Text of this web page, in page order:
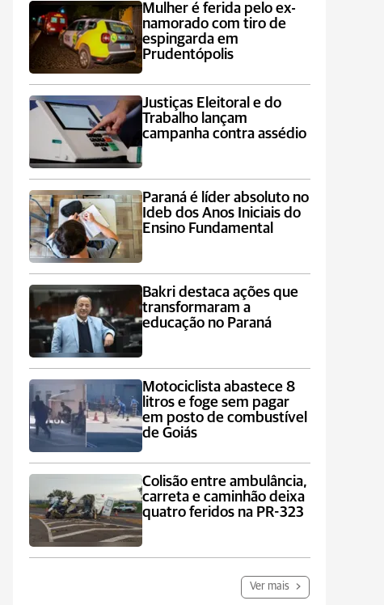
Mulher é ferida pelo ex-
namorado com tiro de
espingarda em
Prudentópolis
Justiças Eleitoral e do
Trabalho lançam
campanha contra assédio
Paraná é líder absoluto no
Ideb dos Anos Iniciais do
Ensino Fundamental
Bakri destaca ações que
transformaram a
educação no Paraná
Motociclista abastece 8
litros e foge sem pagar
em posto de combustível
de Goiás
Colisão entre ambulância,
carreta e caminhão deixa
quatro feridos na PR-323
Ver mais